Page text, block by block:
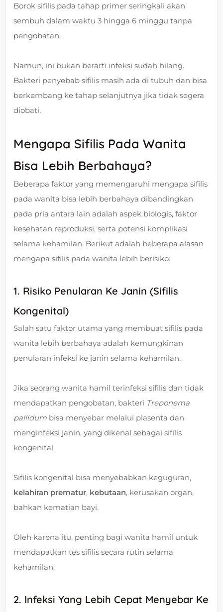
Borok sifilis pada tahap primer seringkali akan
sembuh dalam waktu 3 hingga 6 minggu tanpa
pengobatan.
Namun, ini bukan berarti infeksi sudah hilang.
Bakteri penyebab sifilis masih ada di tubuh dan bisa
berkembang ke tahap selanjutnya jika tidak segera
diobati.
Mengapa Sifilis Pada Wanita
Bisa Lebih Berbahaya?
Beberapa faktor yang memengaruhi mengapa sifilis
pada wanita bisa lebih berbahaya dibandingkan
pada pria antara lain adalah aspek biologis, faktor
kesehatan reproduksi, serta potensi komplikasi
selama kehamilan. Berikut adalah beberapa alasan
mengapa sifilis pada wanita lebih berisiko:
1. Risiko Penularan Ke Janin (Sifilis
Kongenital)
Salah satu faktor utama yang membuat sifilis pada
wanita lebih berbahaya adalah kemungkinan
penularan infeksi ke janin selama kehamilan.
Jika seorang wanita hamil terinfeksi sifilis dan tidak
mendapatkan pengobatan, bakteri Treponema
pallidum bisa menyebar melalui plasenta dan
menginfeksi janin, yang dikenal sebagai sifilis
kongenital.
Sifilis kongenital bisa menyebabkan keguguran,
kelahiran prematur, kebutaan, kerusakan organ,
bahkan kematian bayi.
Oleh karena itu, penting bagi wanita hamil untuk
mendapatkan tes sifilis secara rutin selama
kehamilan.
2. Infeksi Yang Lebih Cepat Menyebar Ke